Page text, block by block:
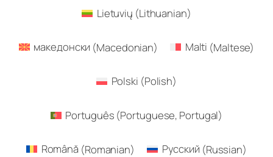
Lietuvių (Lithuanian)
македонски (Macedonian) Malti (Maltese)
Polski (Polish)
Português (Portuguese, Portugal)
Română (Romanian) Русский (Russian)